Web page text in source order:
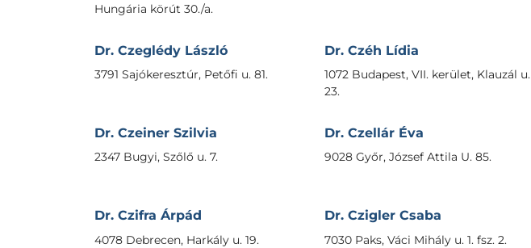
Hungária körút 30./a.
Dr. Czeglédy László
3791 Sajókeresztúr, Petőfi u. 81.
Dr. Czéh Lídia
1072 Budapest, VII. kerület, Klauzál u.
23.
Dr. Czeiner Szilvia
2347 Bugyi, Szőlő u. 7.
Dr. Czellár Éva
9028 Győr, József Attila U. 85.
Dr. Czifra Árpád
4078 Debrecen, Harkály u. 19.
Dr. Czigler Csaba
7030 Paks, Váci Mihály u. 1. fsz. 2.